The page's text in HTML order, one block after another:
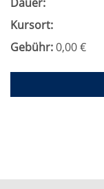
Kursort:
Gebühr:0,00 €